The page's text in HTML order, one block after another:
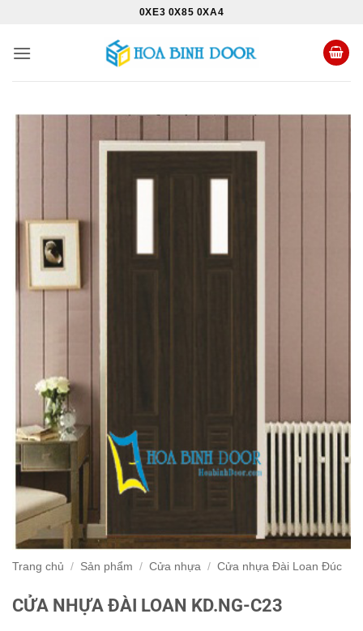
nội
0XE3 0X85 0XA4
Trang chủ / Sản phẩm / Cửa nhựa / Cửa nhựa Đài Loan Đúc
CỬA NHỰA ĐÀI LOAN KD.NG-C23